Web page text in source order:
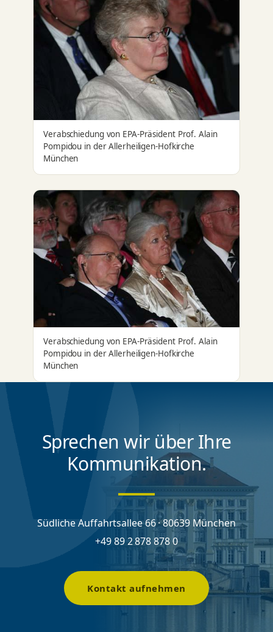
Verabschiedung von EPA-Präsident Prof. Alain
Pompidou in der Allerheiligen-Hofkirche
München
Verabschiedung von EPA-Präsident Prof. Alain
Pompidou in der Allerheiligen-Hofkirche
München
Sprechen wir über Ihre
Kommunikation.
Südliche Auffahrtsallee 66 · 80639 München
+49 89 2 878 878 0
Kontakt aufnehmen